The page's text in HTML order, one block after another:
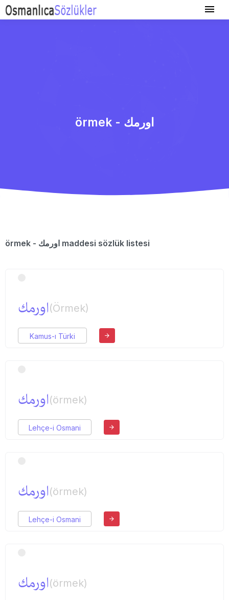
örmek - اورمك
örmek - اورمك maddesi sözlük listesi
اورمك(Örmek)
Kamus-ı Türki
اورمك(örmek)
Lehçe-i Osmani
اورمك(örmek)
Lehçe-i Osmani
اورمك(örmek)